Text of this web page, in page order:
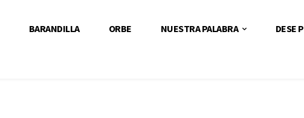
BARANDILLA ORBE NUESTRA PALABRA DESE